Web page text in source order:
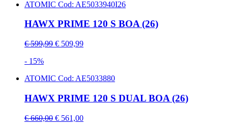
ATOMIC Cod: AE5033940I26
HAWX PRIME 120 S BOA (26)
€ 599,99 € 509,99
- 15%
ATOMIC Cod: AE5033880
HAWX PRIME 120 S DUAL BOA (26)
€ 660,00 € 561,00